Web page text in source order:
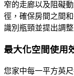
窄的走廊以及阻礙
徑，確保房間之間
識別瓶頸並提出調
最大化空間使用
您家中每一平方英